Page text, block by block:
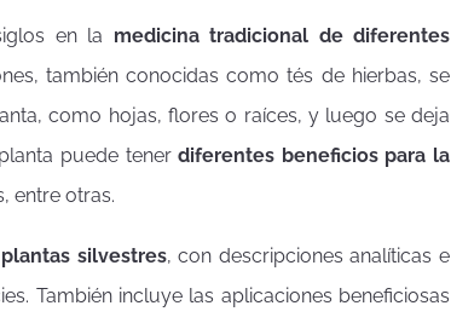
en la medicina tradicional de diferentes
también conocidas como tés de hierbas, se
como hojas, flores o raíces, y luego se deja
puede tenerdiferentes beneficios para la
entre otras.
silvestres, con descripciones analíticas e
También incluye las aplicaciones beneficiosas